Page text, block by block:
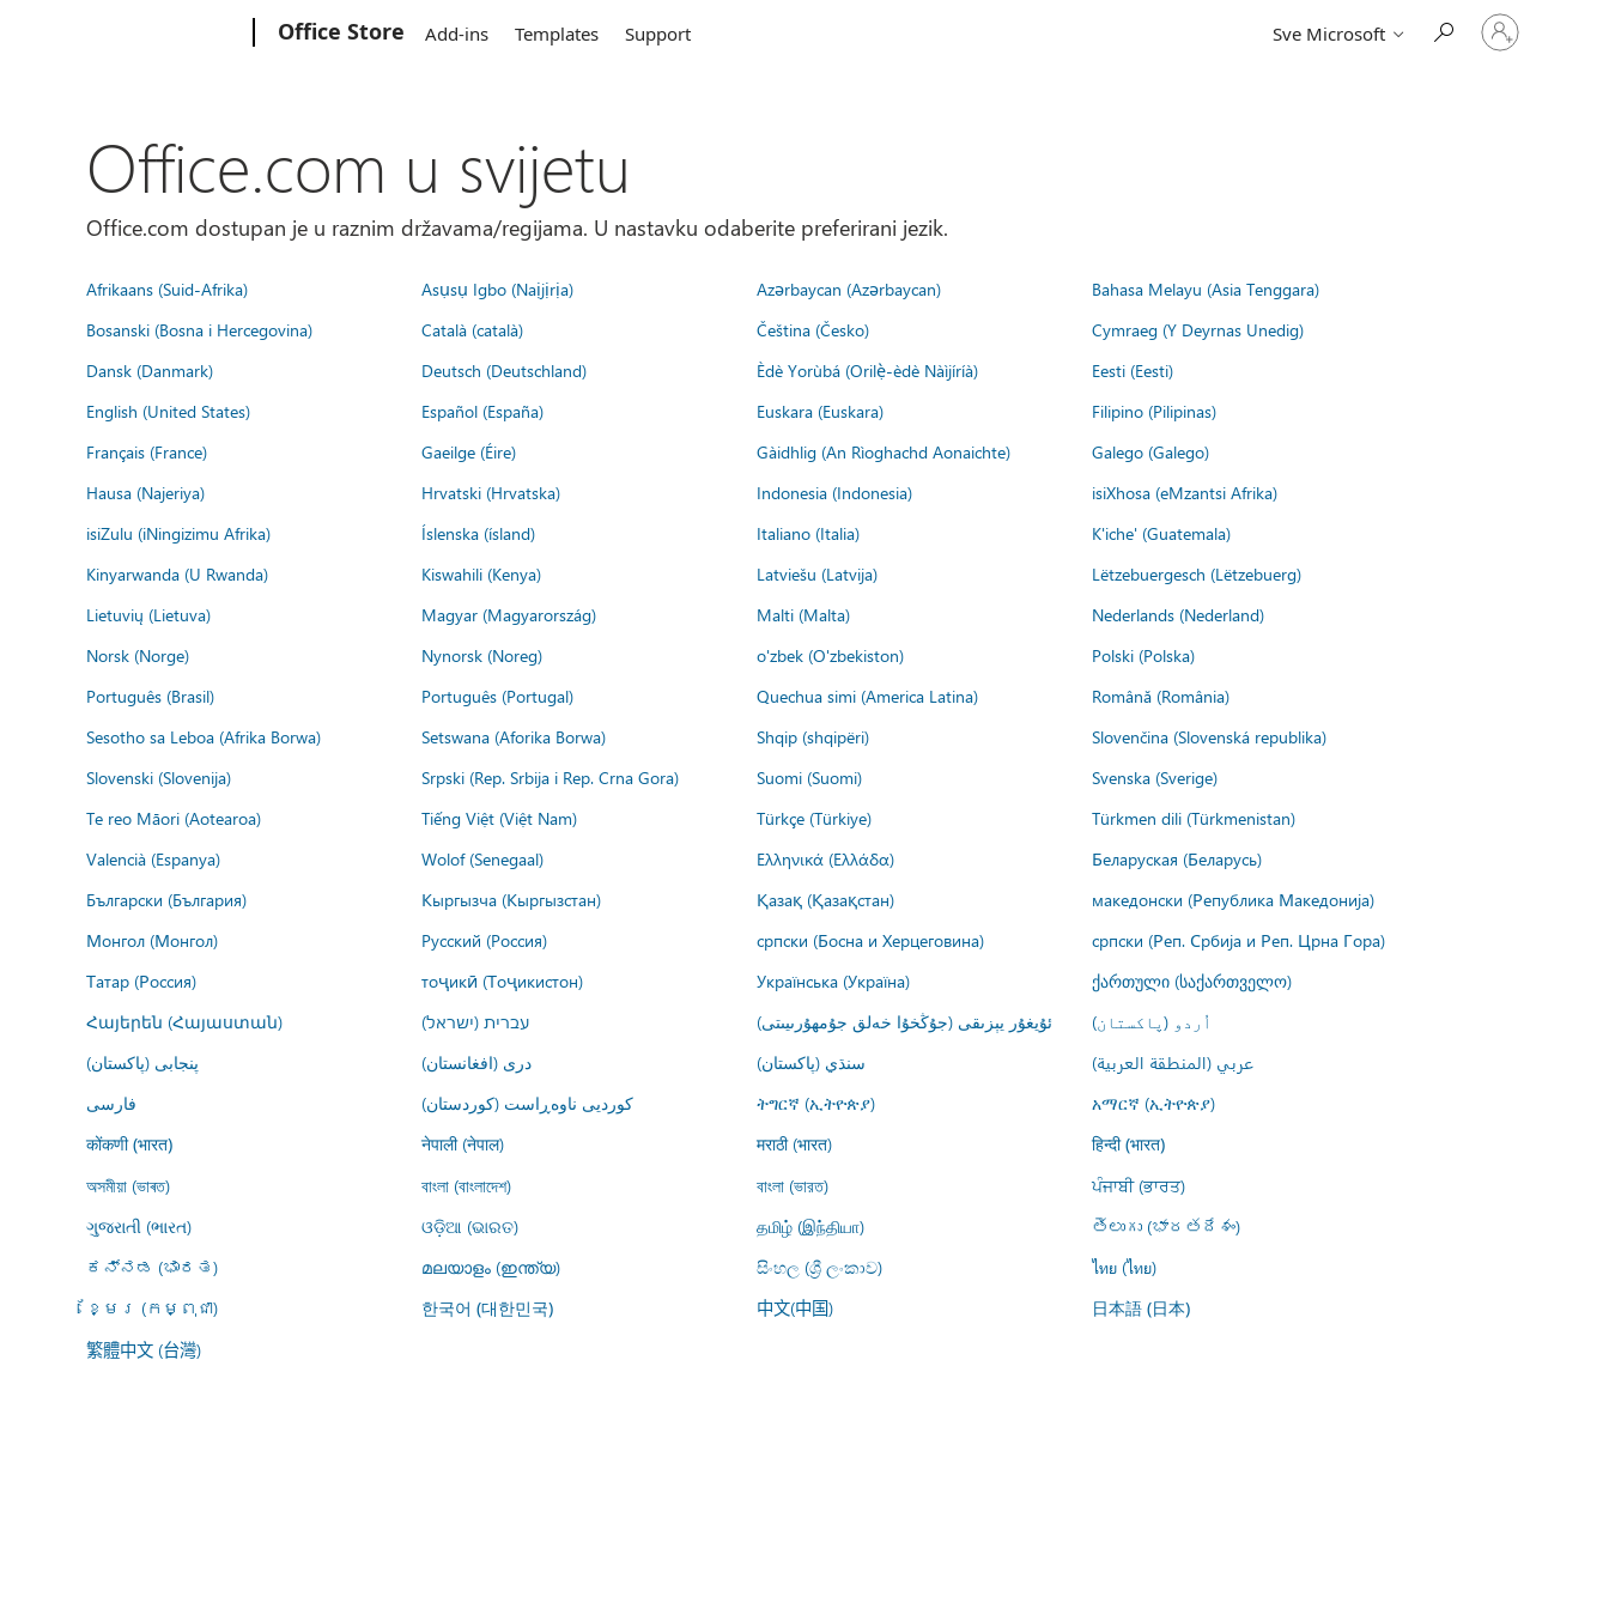
Office Store Add-ins Templates Support Sve Microsoft
Prijavite
se
Office.com u svijetu
Office.com dostupan je u raznim državama/regijama. U nastavku odaberite preferirani jezik.
Afrikaans (Suid-Afrika) Asụsụ Igbo (Naịjịrịa) Azərbaycan (Azərbaycan)
Bahasa Melayu (Asia Tenggara)
Bosanski (Bosna i Hercegovina)
Català (català) Čeština (Česko)
Cymraeg (Y Deyrnas Unedig)
Dansk (Danmark)
Deutsch (Deutschland) Èdè Yorùbá (Orilẹ̀-èdè Nàìjíríà)
Eesti (Eesti)
English (United States)
Español (España) Euskara (Euskara)
Filipino (Pilipinas)
Français (France)
Gaeilge (Éire) Gàidhlig (An Rìoghachd Aonaichte)
Galego (Galego)
Hausa (Najeriya)
Hrvatski (Hrvatska) Indonesia (Indonesia)
isiXhosa (eMzantsi Afrika)
isiZulu (iNingizimu Afrika)
Íslenska (ísland) Italiano (Italia)
K'iche' (Guatemala)
Kinyarwanda (U Rwanda)
Kiswahili (Kenya) Latviešu (Latvija)
Lëtzebuergesch (Lëtzebuerg)
Lietuvių (Lietuva)
Magyar (Magyarország) Malti (Malta)
Nederlands (Nederland)
Norsk (Norge)
Nynorsk (Noreg) o'zbek (O'zbekiston)
Polski (Polska)
Português (Brasil)
Português (Portugal) Quechua simi (America Latina)
Română (România)
Sesotho sa Leboa (Afrika Borwa)
Setswana (Aforika Borwa) Shqip (shqipëri)
Slovenčina (Slovenská republika)
Slovenski (Slovenija)
Srpski (Rep. Srbija i Rep. Crna Gora) Suomi (Suomi)
Svenska (Sverige)
Te reo Māori (Aotearoa)
Tiếng Việt (Việt Nam) Türkçe (Türkiye)
Türkmen dili (Türkmenistan)
Valencià (Espanya)
Wolof (Senegaal) Ελληνικά (Ελλάδα)
Беларуская (Беларусь)
Български (България)
Кыргызча (Кыргызстан) Қазақ (Қазақстан)
македонски (Република Македонија)
Монгол (Монгол)
Русский (Россия) српски (Босна и Херцеговина)
српски (Реп. Србија и Реп. Црна Гора)
Татар (Россия)
тоҷикӣ (Тоҷикистон) Українська (Україна)
ქართული (საქართველო)
Հայերեն (Հայաստան)
עברית (ישראל) ئۇيغۇر يېزىقى (جۇڭخۇا خەلق جۇمھۇرىيىتى)
اُردو (پاکستان)
پنجابی (پاکستان)
درى (افغانستان) سنڌي (پاکستان)
عربي (المنطقة العربية)
فارسى
کوردیی ناوەڕاست (کوردستان) ትግርኛ (ኢትዮጵያ) አማርኛ (ኢትዮጵያ)
कोंकणी (भारत) नेपाली (नेपाल) मराठी (भारत) हिन्दी (भारत)
অসমীয়া (ভাৰত) বাংলা (বাংলাদেশ) বাংলা (ভারত)
ਪੰਜਾਬੀ (ਭਾਰਤ)
ગુજરાતી (ભારત)
ଓଡ଼ିଆ (ଭାରତ) தமிழ் (இந்தியா)
తెలుగు (భారతదేశం)
ಕನ್ನಡ (ಭಾರತ)
മലയാളം (ഇന്ത്യ) සිංහල (ශ්‍රී ලංකාව)
ไทย (ไทย)
ខ្មែរ (កម្ពុជា)
한국어 (대한민국) 中文(中国) 日本語 (日本)
繁體中文 (台灣)